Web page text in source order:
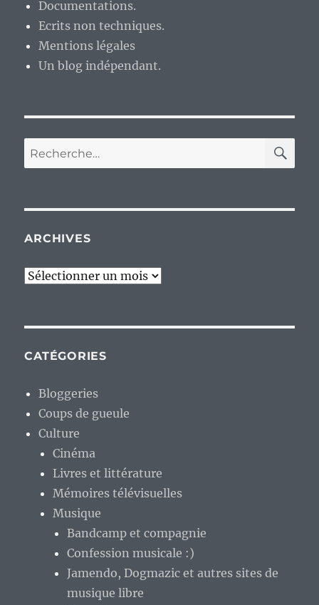
Documentations.
Ecrits non techniques.
Mentions légales
Un blog indépendant.
Recherche
pour :
ARCHIVES
Archives
CATÉGORIES
Bloggeries
Coups de gueule
Culture
Cinéma
Livres et littérature
Mémoires télévisuelles
Musique
Bandcamp et compagnie
Confession musicale :)
Jamendo, Dogmazic et autres sites de
musique libre